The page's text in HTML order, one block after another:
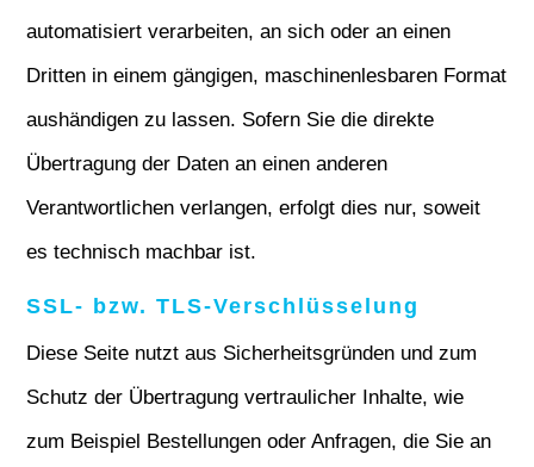
automatisiert verarbeiten, an sich oder an einen
Dritten in einem gängigen, maschinenlesbaren Format
aushändigen zu lassen. Sofern Sie die direkte
Übertragung der Daten an einen anderen
Verantwortlichen verlangen, erfolgt dies nur, soweit
es technisch machbar ist.
SSL- bzw. TLS-Verschlüsselung
Diese Seite nutzt aus Sicherheitsgründen und zum
Schutz der Übertragung vertraulicher Inhalte, wie
zum Beispiel Bestellungen oder Anfragen, die Sie an